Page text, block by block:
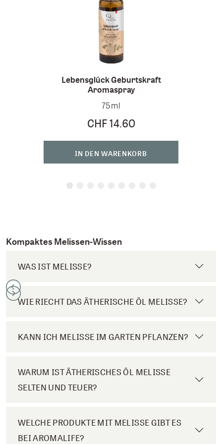
Lebensglück Geburtskraft
Aromaspray
75 ml
CHF 14.60
IN DEN WARENKORB
Kompaktes Melissen-Wissen
WAS IST MELISSE?
WIE RIECHT DAS ÄTHERISCHE ÖL MELISSE?
KANN ICH MELISSE IM GARTEN PFLANZEN?
WARUM IST ÄTHERISCHES ÖL MELISSE
SELTEN UND TEUER?
WELCHE PRODUKTE MIT MELISSE GIBT ES
BEI AROMALIFE?